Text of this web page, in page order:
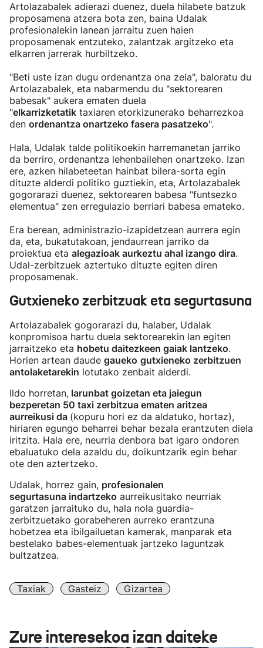
Artolazabalek adierazi duenez, duela hilabete batzuk
proposamena atzera bota zen, baina Udalak
profesionalekin lanean jarraitu zuen haien
proposamenak entzuteko, zalantzak argitzeko eta
elkarren jarrerak hurbiltzeko.
"Beti uste izan dugu ordenantza ona zela", baloratu du
Artolazabalek, eta nabarmendu du "sektorearen
babesak" aukera ematen duela
"elkarrizketatik taxiaren etorkizunerako beharrezkoa
den ordenantza onartzeko fasera pasatzeko".
Hala, Udalak talde politikoekin harremanetan jarriko
da berriro, ordenantza lehenbailehen onartzeko. Izan
ere, azken hilabeteetan hainbat bilera-sorta egin
dituzte alderdi politiko guztiekin, eta, Artolazabalek
gogorarazi duenez, sektorearen babesa "funtsezko
elementua" zen erregulazio berriari babesa emateko.
Era berean, administrazio-izapidetzean aurrera egin
da, eta, bukatutakoan, jendaurrean jarriko da
proiektua eta alegazioak aurkeztu ahal izango dira.
Udal-zerbitzuek aztertuko dituzte egiten diren
proposamenak.
Gutxieneko zerbitzuak eta segurtasuna
Artolazabalek gogorarazi du, halaber, Udalak
konpromisoa hartu duela sektorearekin lan egiten
jarraitzeko eta hobetu daitezkeen gaiak lantzeko.
Horien artean daude gaueko gutxieneko zerbitzuen
antolaketarekin lotutako zenbait alderdi.
Ildo horretan, larunbat goizetan eta jaiegun
bezperetan 50 taxi zerbitzua ematen aritzea
aurreikusi da (kopuru hori ez da aldatuko, hortaz),
hiriaren egungo beharrei behar bezala erantzuten diela
iritzita. Hala ere, neurria denbora bat igaro ondoren
ebaluatuko dela azaldu du, doikuntzarik egin behar
ote den aztertzeko.
Udalak, horrez gain, profesionalen
segurtasuna indartzeko aurreikusitako neurriak
garatzen jarraituko du, hala nola guardia-
zerbitzuetako gorabeheren aurreko erantzuna
hobetzea eta ibilgailuetan kamerak, manparak eta
bestelako babes-elementuak jartzeko laguntzak
bultzatzea.
Taxiak Gasteiz Gizartea
Zure interesekoa izan daiteke